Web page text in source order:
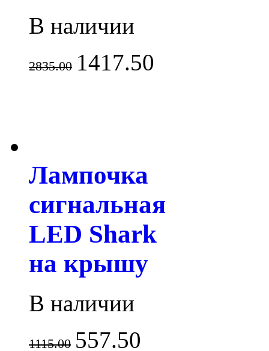
В наличии
2835.00 1417.50
Лампочка
сигнальная
LED Shark
на крышу
В наличии
1115.00 557.50